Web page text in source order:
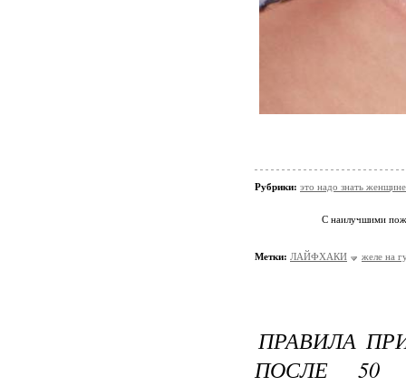
Рубрики: это надо знать женщине
С наилучшими
Метки: ЛАЙФХАКИ желе на
ПРАВИЛА
ПОСЛЕ 50